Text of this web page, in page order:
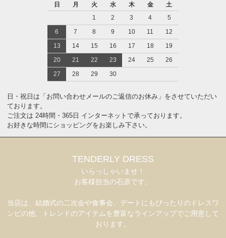
日
月 火 水 木 金
土
1
2 3 4
5
6
7 8 9 10 11
12
13
14 15 16 17 18
19
20
21 22 23 24 25
26
27
28 29 30
日・祝日は「お問い合わせメールのご返信のお休み」をさせていただい
ております。
ご注文は 24時間・365日 インターネットで承っております。
お好きな時間にショッピングをお楽しみ下さい。
TENDERLY DRESS
いらっしゃいませ！
お客様担当の石原です。
当店は、結婚式の二次会や食事会、デートにもぴったりのドレスワ
ンピの他、トレンドのアイテムを豊富なラインアップでご用意して
おります。